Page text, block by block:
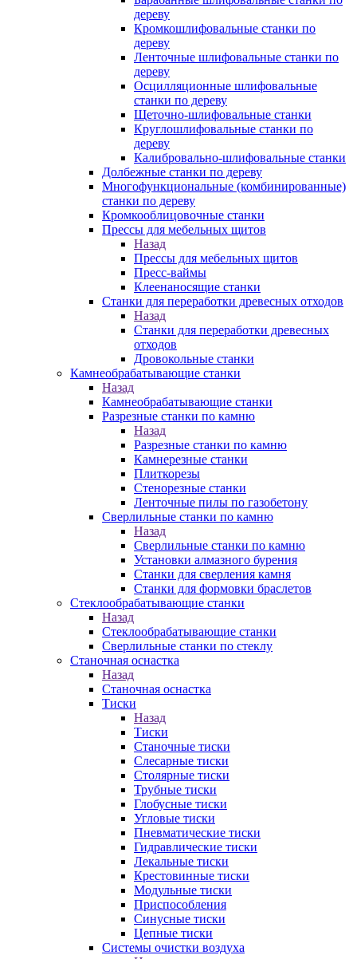
дереву
Кромкошлифовальные станки по
дереву
Ленточные шлифовальные станки по
дереву
Осцилляционные шлифовальные
станки по дереву
Щеточно-шлифовальные станки
Круглошлифовальные станки по
дереву
Калибровально-шлифовальные станки
Долбежные станки по дереву
Многофункциональные (комбинированные)
станки по дереву
Кромкооблицовочные станки
Прессы для мебельных щитов
Назад
Прессы для мебельных щитов
Пресс-ваймы
Клеенаносящие станки
Станки для переработки древесных отходов
Назад
Станки для переработки древесных
отходов
Дровокольные станки
Камнеобрабатывающие станки
Назад
Камнеобрабатывающие станки
Разрезные станки по камню
Назад
Разрезные станки по камню
Камнерезные станки
Плиткорезы
Стенорезные станки
Ленточные пилы по газобетону
Сверлильные станки по камню
Назад
Сверлильные станки по камню
Установки алмазного бурения
Станки для сверления камня
Станки для формовки браслетов
Стеклообрабатывающие станки
Назад
Стеклообрабатывающие станки
Сверлильные станки по стеклу
Станочная оснастка
Назад
Станочная оснастка
Тиски
Назад
Тиски
Станочные тиски
Слесарные тиски
Столярные тиски
Трубные тиски
Глобусные тиски
Угловые тиски
Пневматические тиски
Гидравлические тиски
Лекальные тиски
Крестовинные тиски
Модульные тиски
Приспособления
Синусные тиски
Цепные тиски
Системы очистки воздуха